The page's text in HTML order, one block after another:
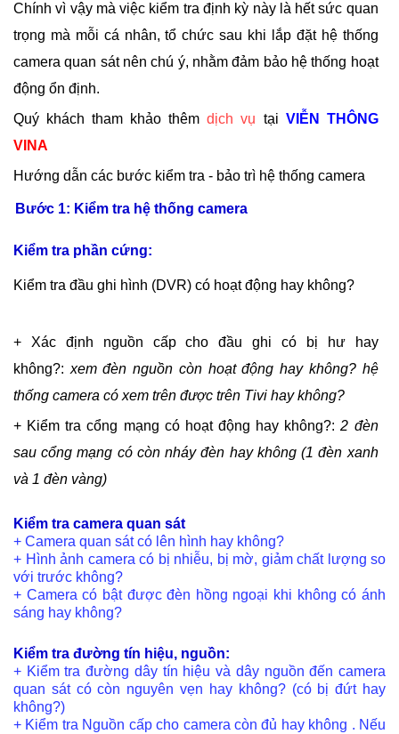
Chính vì vậy mà việc kiểm tra định kỳ này là hết sức quan
trọng mà mỗi cá nhân, tổ chức sau khi lắp đặt hệ thống
camera quan sát nên chú ý, nhằm đảm bảo hệ thống hoạt
động ổn định.
Quý khách tham khảo thêmdịch vụ tại VIỄN THÔNG
VINA
Hướng dẫn các bước kiểm tra - bảo trì hệ thống camera
Bước 1: Kiểm tra hệ thống camera
Kiểm tra phần cứng:
Kiểm tra đầu ghi hình (DVR) có hoạt động hay không?
+ Xác định nguồn cấp cho đầu ghi có bị hư hay
không?: xem đèn nguồn còn hoạt động hay không? hệ
thống camera có xem trên được trên Tivi hay không?
+ Kiểm tra cổng mạng có hoạt động hay không?:2 đèn
sau cổng mạng có còn nháy đèn hay không (1 đèn xanh
và 1 đèn vàng)
Kiểm tra camera quan sát
+ Camera quan sát có lên hình hay không?
+ Hình ảnh camera có bị nhiễu, bị mờ, giảm chất lượng so
với trước không?
+ Camera có bật được đèn hồng ngoại khi không có ánh
sáng hay không?
Kiểm tra đường tín hiệu, nguồn:
+ Kiểm tra đường dây tín hiệu và dây nguồn đến camera
quan sát có còn nguyên vẹn hay không? (có bị đứt hay
không?)
+ Kiểm tra Nguồn cấp cho camera còn đủ hay không . Nếu